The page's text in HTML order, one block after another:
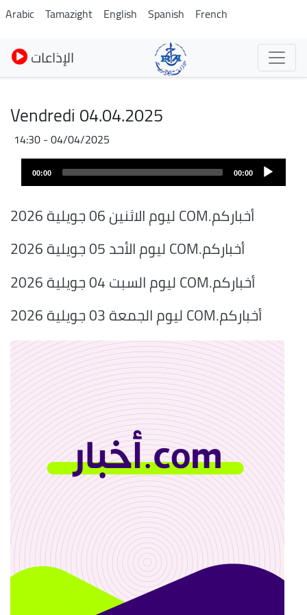
Pasar
al
contenido
principal
Arabic Tamazight English Spanish French
الإذاعات
Vendredi 04.04.2025
04/04/2025 - 14:30
00:00
00:00
أخباركم.COM ليوم الاثنين 06 جويلية 2026
أخباركم.COM ليوم الأحد 05 جويلية 2026
أخباركم.COM ليوم السبت 04 جويلية 2026
أخباركم.COM ليوم الجمعة 03 جويلية 2026